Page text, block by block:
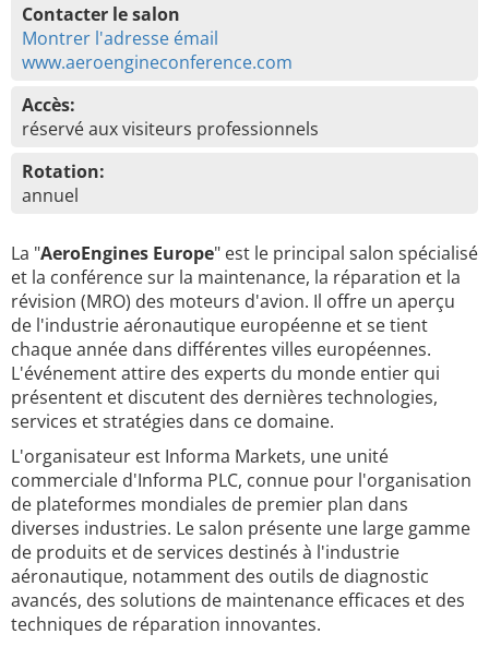
Contacter le salon
Montrer l'adresse émail
www.aeroengineconference.com
Accès:
réservé aux visiteurs professionnels
Rotation:
annuel
La "AeroEngines Europe" est le principal salon spécialisé
et la conférence sur la maintenance, la réparation et la
révision (MRO) des moteurs d'avion. Il offre un aperçu
de l'industrie aéronautique européenne et se tient
chaque année dans différentes villes européennes.
L'événement attire des experts du monde entier qui
présentent et discutent des dernières technologies,
services et stratégies dans ce domaine.
L'organisateur est Informa Markets, une unité
commerciale d'Informa PLC, connue pour l'organisation
de plateformes mondiales de premier plan dans
diverses industries. Le salon présente une large gamme
de produits et de services destinés à l'industrie
aéronautique, notamment des outils de diagnostic
avancés, des solutions de maintenance efficaces et des
techniques de réparation innovantes.